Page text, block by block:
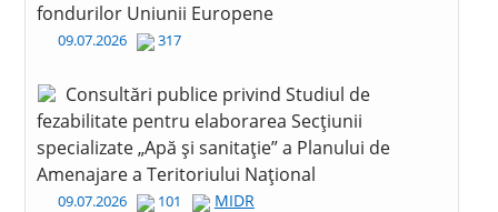
fondurilor Uniunii Europene
09.07.2026 317
Consultări publice privind Studiul de
fezabilitate pentru elaborarea Secțiunii
specializate „Apă și sanitație” a Planului de
Amenajare a Teritoriului Național
09.07.2026 101 MIDR